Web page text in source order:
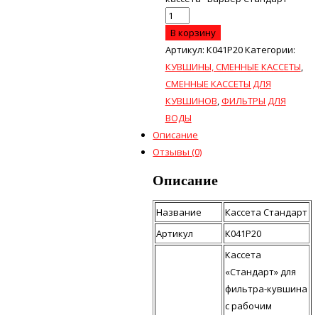
В корзину
Артикул: К041Р20Категории:
КУВШИНЫ, СМЕННЫЕ КАССЕТЫ,
СМЕННЫЕ КАССЕТЫ ДЛЯ
КУВШИНОВ,ФИЛЬТРЫ ДЛЯ
ВОДЫ
Описание
Отзывы (0)
Описание
Название
Кассета Стандарт
Артикул
К041Р20
Кассета
«Стандарт» для
фильтра-кувшина
с рабочим